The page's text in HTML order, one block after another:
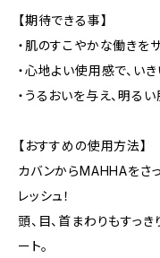
【期待できる事】
・肌のすこやかな働きを
・心地よい使用感で、い
・うるおいを与え、明るい
【おすすめの使用方法】
カバンからMAHHAをさ
レッシュ！
頭、目、首まわりもすっ
ート。